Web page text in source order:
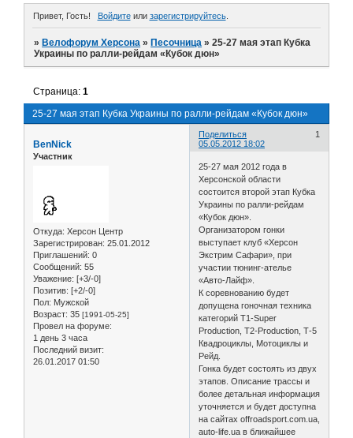
Привет, Гость! Войдитеили зарегистрируйтесь.
»Велофорум Херсона »Песочница »25-27 мая этап Кубка
Украины по ралли-рейдам «Кубок дюн»
25-27 мая этап Кубка Украины по ралли-рейдам «Кубок дюн»
Страница:1
Поделиться
1
05.05.2012 18:02
BenNick
Участник
Откуда: Херсон Центр
Зарегистрирован: 25.01.2012
Приглашений: 0
Сообщений: 55
Уважение: [+3/-0]
Позитив: [+2/-0]
Пол: Мужской
Возраст: 35 [1991-05-25]
Провел на форуме:
1 день 3 часа
Последний визит:
26.01.2017 01:50
25-27 мая 2012 года в
Херсонской области
состоится второй этап Кубка
Украины по ралли-рейдам
«Кубок дюн».
Организатором гонки
выступает клуб «Херсон
Экстрим Сафари», при
участии тюнинг-ателье
«Авто-Лайф».
К соревнованию будет
допущена гоночная техника
категорий Т1-Super
Production, Т2-Production, Т-5
Квадроциклы, Мотоциклы и
Рейд.
Гонка будет состоять из двух
этапов. Описание трассы и
более детальная информация
уточняется и будет доступна
на сайтах offroadsport.com.ua,
auto-life.ua в ближайшее